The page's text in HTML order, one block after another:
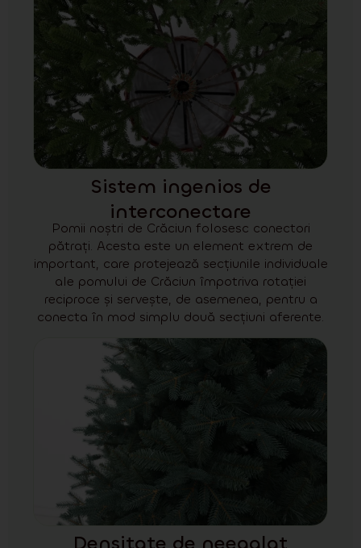
Sistem ingenios de
interconectare
Pomii noștri de Crăciun folosesc conectori
pătrați. Acesta este un element extrem de
important, care protejează secțiunile individuale
ale pomului de Crăciun împotriva rotației
reciproce și servește, de asemenea, pentru a
conecta în mod simplu două secțiuni aferente.